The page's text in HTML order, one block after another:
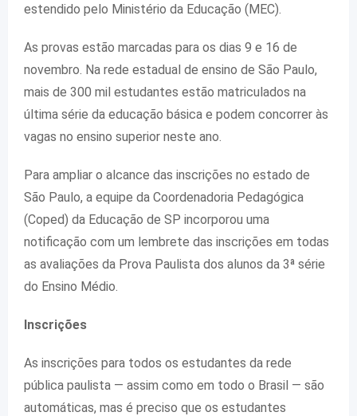
estendido pelo Ministério da Educação (MEC).
As provas estão marcadas para os dias 9 e 16 de
novembro. Na rede estadual de ensino de São Paulo,
mais de 300 mil estudantes estão matriculados na
última série da educação básica e podem concorrer às
vagas no ensino superior neste ano.
Para ampliar o alcance das inscrições no estado de
São Paulo, a equipe da Coordenadoria Pedagógica
(Coped) da Educação de SP incorporou uma
notificação com um lembrete das inscrições em todas
as avaliações da Prova Paulista dos alunos da 3ª série
do Ensino Médio.
Inscrições
As inscrições para todos os estudantes da rede
pública paulista — assim como em todo o Brasil — são
automáticas, mas é preciso que os estudantes